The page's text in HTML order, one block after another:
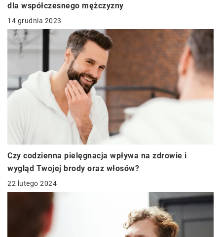
dla współczesnego mężczyzny
14 grudnia 2023
Czy codzienna pielęgnacja wpływa na zdrowie i
wygląd Twojej brody oraz włosów?
22 lutego 2024